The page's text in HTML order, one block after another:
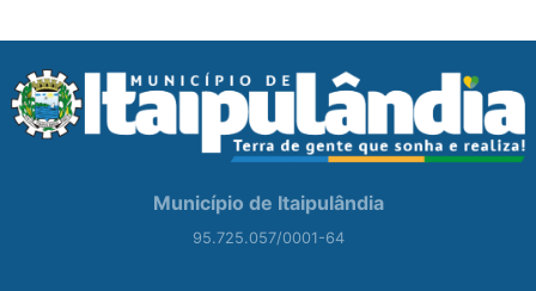
Município de Itaipulândia
95.725.057/0001-64